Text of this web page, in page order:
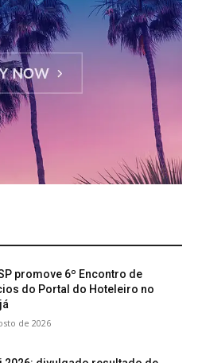
promove 6º Encontro de
do Portal do Hoteleiro no
de 2026